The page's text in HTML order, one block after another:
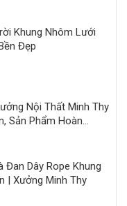
Khung Nhôm Lưới
Đẹp
Nội Thất Minh Thy
Sản Phẩm Hoàn
Đan Dây Rope Khung
| Xưởng Minh Thy